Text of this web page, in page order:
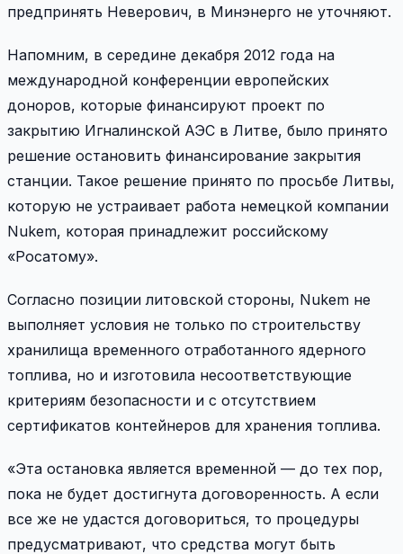
предпринять Неверович, в Минэнерго не уточняют.
Напомним, в середине декабря 2012 года на
международной конференции европейских
доноров, которые финансируют проект по
закрытию Игналинской АЭС в Литве, было принято
решение остановить финансирование закрытия
станции. Такое решение принято по просьбе Литвы,
которую не устраивает работа немецкой компании
Nukem, которая принадлежит российскому
«Росатому».
Согласно позиции литовской стороны, Nukem не
выполняет условия не только по строительству
хранилища временного отработанного ядерного
топлива, но и изготовила несоответствующие
критериям безопасности и с отсутствием
сертификатов контейнеров для хранения топлива.
«Эта остановка является временной — до тех пор,
пока не будет достигнута договоренность. А если
все же не удастся договориться, то процедуры
предусматривают, что средства могут быть